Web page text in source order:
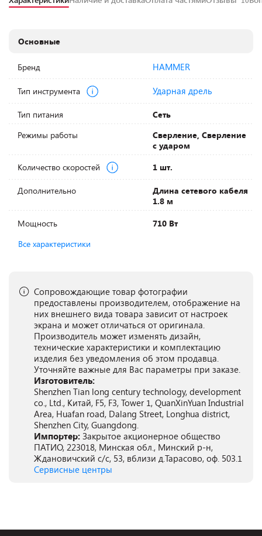
Основные
Бренд HAMMER
Тип инструмента Ударная дрель
Тип питания
Сеть
Режимы работы
Сверление, Сверление
с ударом
Количество скоростей
1 шт.
Дополнительно
Длина сетевого кабеля
1.8 м
Мощность
710 Вт
Все характеристики
Сопровождающие товар фотографии
предоставлены производителем, отображение на
них внешнего вида товара зависит от настроек
экрана и может отличаться от оригинала.
Производитель может изменять дизайн,
технические характеристики и комплектацию
изделия без уведомления об этом продавца.
Уточняйте важные для Вас параметры при заказе.
Изготовитель:
Shenzhen Tian long century technology, development
co., Ltd., Китай, F5, F3, Tower 1, QuanXinYuan Industrial
Area, Huafan road, Dalang Street, Longhua district,
Shenzhen City, Guangdong.
Импортер: Закрытое акционерное общество
ПАТИО, 223018, Минская обл., Минский р-н,
Ждановичский с/с, 53, вблизи д.Тарасово, оф. 503.1
Сервисные центры